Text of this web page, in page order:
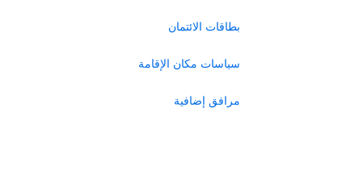
بطاقات الائتمان
سياسات مكان الإقامة
مرافق إضافية